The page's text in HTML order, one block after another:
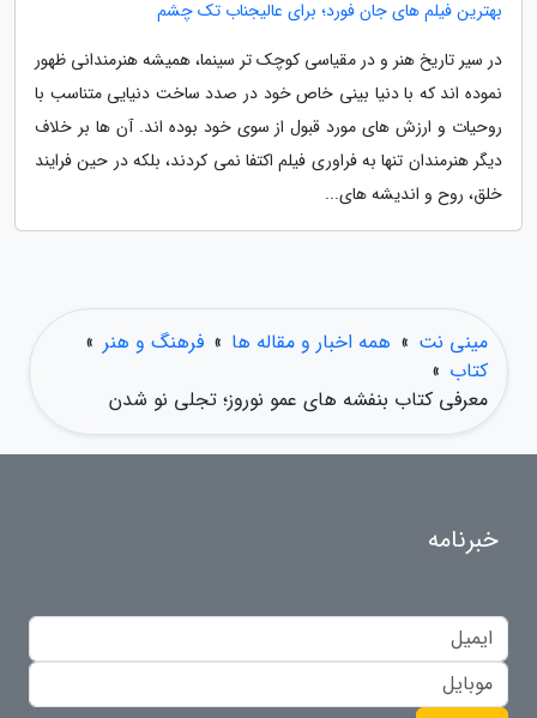
بهترین فیلم های جان فورد؛ برای عالیجناب تک چشم
در سیر تاریخ هنر و در مقیاسی کوچک تر سینما، همیشه هنرمندانی ظهور
نموده اند که با دنیا بینی خاص خود در صدد ساخت دنیایی متناسب با
روحیات و ارزش های مورد قبول از سوی خود بوده اند. آن ها بر خلاف
دیگر هنرمندان تنها به فراوری فیلم اکتفا نمی کردند، بلکه در حین فرایند
خلق، روح و اندیشه های...
مینی نت » همه اخبار و مقاله ها » فرهنگ و هنر »
کتاب »
معرفی کتاب بنفشه های عمو نوروز؛ تجلی نو شدن
خبرنامه